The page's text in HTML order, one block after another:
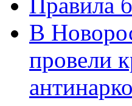
В
провели